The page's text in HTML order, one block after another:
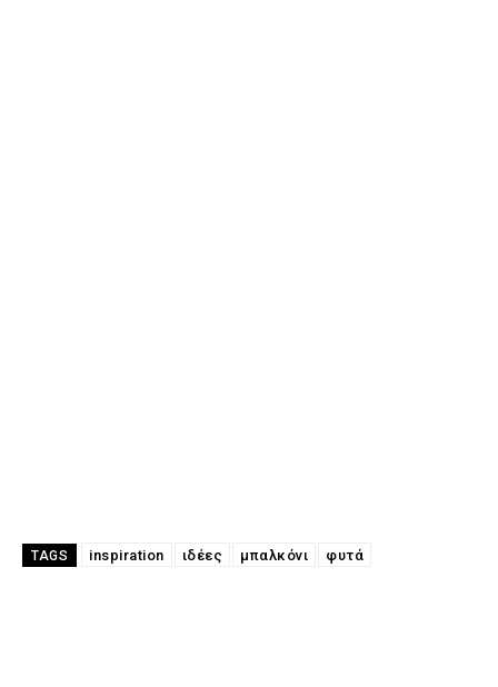
TAGS inspiration ιδέες μπαλκόνι φυτά